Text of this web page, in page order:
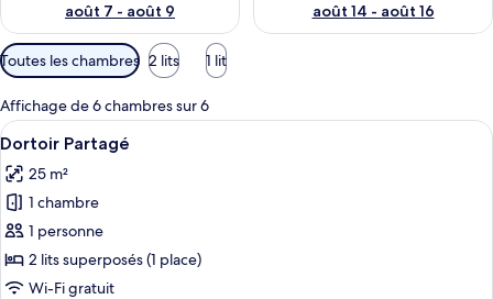
août 7 - août 9
août 14 - août 16
Filtres
disponibles
pour
les
chambres
Toutes les chambres 2 lits 1 lit
Affichage de 6 chambres sur 6
Afficher
toutes
les
photos
pour
ce
type
Une pièce avec des lits superposés,
8
Dortoir Partagé
25 m²
1 chambre
1 personne
2 lits superposés (1 place)
Wi-Fi gratuit